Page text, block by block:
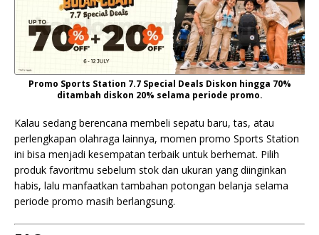
Promo Sports Station 7.7 Special Deals Diskon hingga 70%
ditambah diskon 20% selama periode promo.
Kalau sedang berencana membeli sepatu baru, tas, atau
perlengkapan olahraga lainnya, momen promo Sports Station
ini bisa menjadi kesempatan terbaik untuk berhemat. Pilih
produk favoritmu sebelum stok dan ukuran yang diinginkan
habis, lalu manfaatkan tambahan potongan belanja selama
periode promo masih berlangsung.